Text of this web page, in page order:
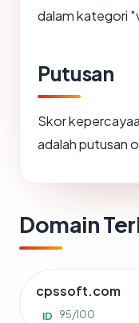
dalam kategori
Putusan
Skor
adalah putusan
Domain
cpssoft.com
ID 95/100